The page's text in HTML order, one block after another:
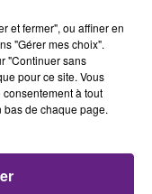
Coutand
et fermer", ou affiner en
"Gérer mes choix".
"Continuer sans
pour ce site. Vous
à tout
bas de chaque page.